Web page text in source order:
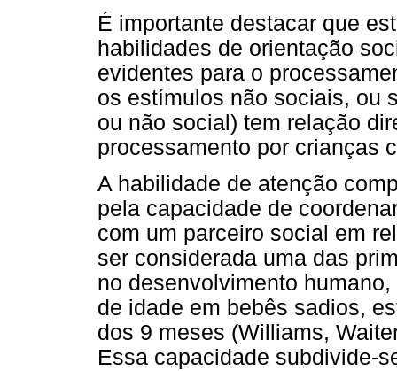
É importante destacar que
habilidades de orientação
evidentes para o
os estímulos não sociais, ou
ou não social) tem relação
processamento por crianças
A habilidade de atenção
pela capacidade de
com um parceiro social em
ser considerada uma das
no desenvolvimento
de idade em bebês sadios,
dos 9 meses (Williams,
Essa capacidade subdivide-